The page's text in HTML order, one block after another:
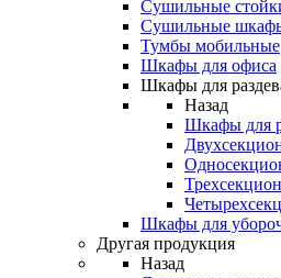
Сушильные
Сушильные
Тумбы мобильные
Шкафы для офиса
Шкафы для
Назад
Шкафы для
Шкафы для
Другая продукция
Назад